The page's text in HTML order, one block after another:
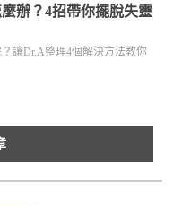
辦？4招帶你擺脫失靈
讓Dr.A整理4個解決方法教你